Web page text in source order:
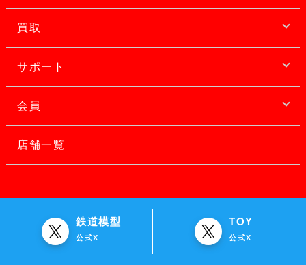
買取
サポート
会員
店舗一覧
鉄道模型
公式X
TOY
公式X